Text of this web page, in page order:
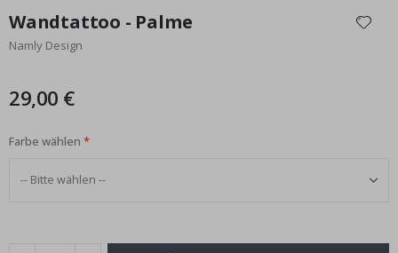
der
Bildgalerie
Wandtattoo - Palme
Namly Design
29,00 €
Farbe wählen